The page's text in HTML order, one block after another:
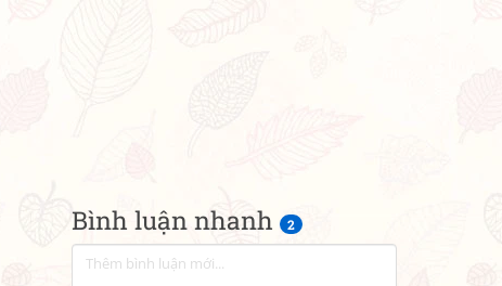
Bình luận nhanh 2